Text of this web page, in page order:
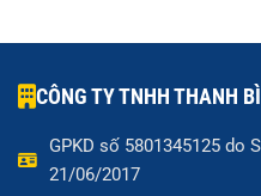
CÔNG TY TNHH THANH
GPKD số 5801345125 do
21/06/2017